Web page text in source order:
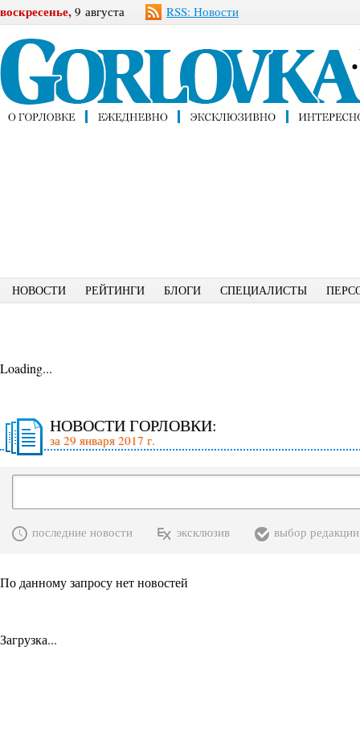
воскресенье, 9 августа RSS: Новости
НОВОСТИ РЕЙТИНГИ БЛОГИ СПЕЦИАЛИСТЫ
Loading...
НОВОСТИ ГОРЛОВКИ:
за 29 января 2017 г.
последние новости эксклюзив выбор редакции
По данному запросу нет новостей
Загрузка...